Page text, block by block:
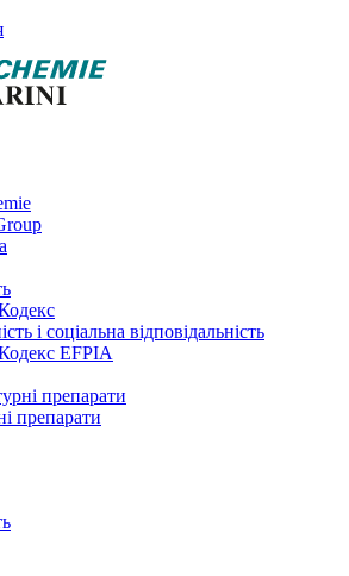
і соціальна відповідальність
EFPIA
препарати
препарати